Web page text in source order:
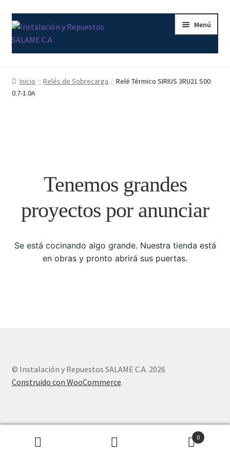
Ir
a
la
Ir
al
contenido
Menú
Inicio
Carrito
Finalizar compra
Sample Page
Inicio Relés de Sobrecarga
Relé Térmico SIRIUS 3RU21 S00
0.7-1.0A
Tenemos grandes
proyectos por anunciar
Se está cocinando algo grande. Nuestra tienda está
en obras y pronto abrirá sus puertas.
© Instalación y Repuestos SALAME C.A. 2026
Construido con WooCommerce.
0